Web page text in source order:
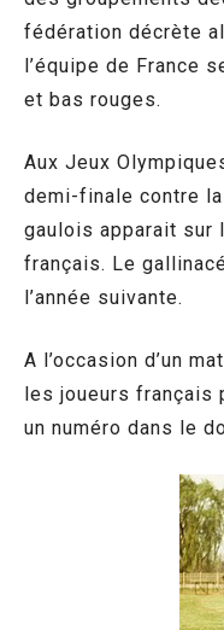
fédération décrète
l’équipe de France
et bas rouges.
Aux Jeux
demi-finale contre
gaulois apparait sur
français. Le
l’année suivante.
A l’occasion d’un
les joueurs français
un numéro dans le